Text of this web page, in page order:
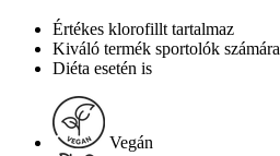
Értékes klorofillt tartalmaz
Kiváló termék sportolók számára
Diéta esetén is
Vegán